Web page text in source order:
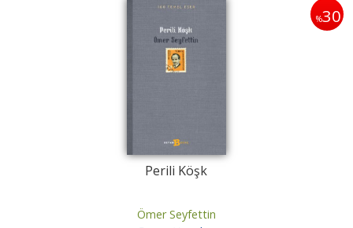
%30
Perili Köşk
Ömer Seyfettin